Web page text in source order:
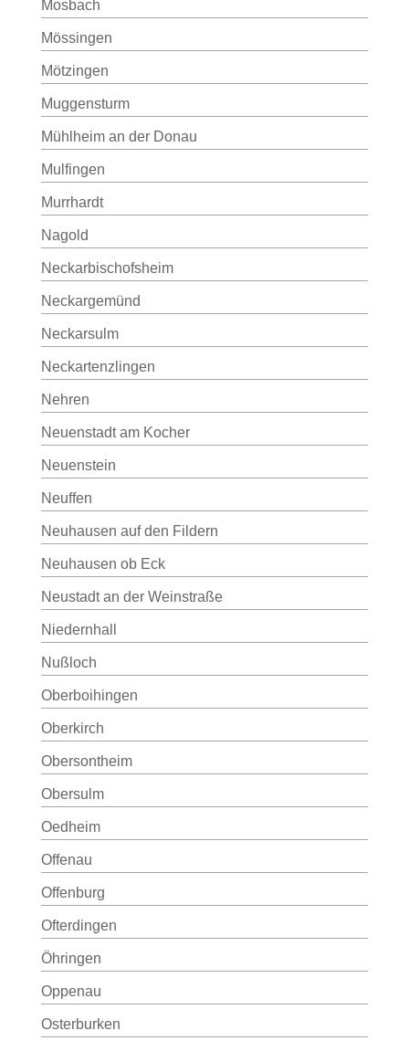
Mosbach
Mössingen
Mötzingen
Muggensturm
Mühlheim an der Donau
Mulfingen
Murrhardt
Nagold
Neckarbischofsheim
Neckargemünd
Neckarsulm
Neckartenzlingen
Nehren
Neuenstadt am Kocher
Neuenstein
Neuffen
Neuhausen auf den Fildern
Neuhausen ob Eck
Neustadt an der Weinstraße
Niedernhall
Nußloch
Oberboihingen
Oberkirch
Obersontheim
Obersulm
Oedheim
Offenau
Offenburg
Ofterdingen
Öhringen
Oppenau
Osterburken